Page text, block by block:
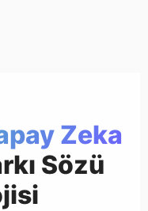
Zeka
Sözü